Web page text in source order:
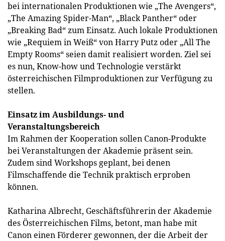
bei internationalen Produktionen wie „The Avengers“,
„The Amazing Spider-Man“, „Black Panther“ oder
„Breaking Bad“ zum Einsatz. Auch lokale Produktionen
wie „Requiem in Weiß“ von Harry Putz oder „All The
Empty Rooms“ seien damit realisiert worden. Ziel sei
es nun, Know-how und Technologie verstärkt
österreichischen Filmproduktionen zur Verfügung zu
stellen.
Einsatz im Ausbildungs- und
Veranstaltungsbereich
Im Rahmen der Kooperation sollen Canon-Produkte
bei Veranstaltungen der Akademie präsent sein.
Zudem sind Workshops geplant, bei denen
Filmschaffende die Technik praktisch erproben
können.
Katharina Albrecht, Geschäftsführerin der Akademie
des Österreichischen Films, betont, man habe mit
Canon einen Förderer gewonnen, der die Arbeit der